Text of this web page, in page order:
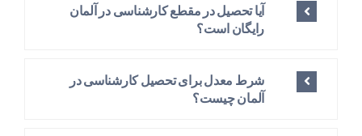
آیا تحصیل در مقطع کارشناسی در آلمان
رایگان است؟
شرط معدل برای تحصیل کارشناسی در
آلمان چیست؟